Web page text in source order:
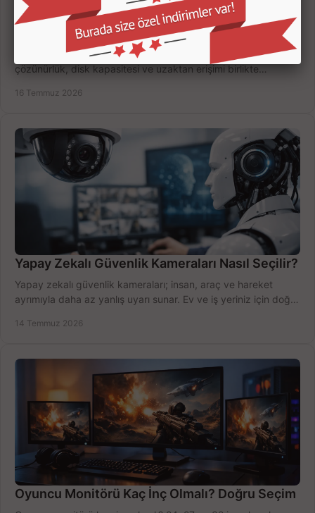
Kamera Kayıt Cihazı İncelemesi Nasıl Yapılır?
Kamera kayıt cihazı incelemesi yaparken kanal sayısı,
çözünürlük, disk kapasitesi ve uzaktan erişimi birlikte
16 Temmuz 2026
Yapay Zekalı Güvenlik Kameraları Nasıl Seçilir?
Yapay zekalı güvenlik kameraları; insan, araç ve hareket
ayrımıyla daha az yanlış uyarı sunar. Ev ve iş yeriniz için doğru
14 Temmuz 2026
Oyuncu Monitörü Kaç İnç Olmalı? Doğru Seçim